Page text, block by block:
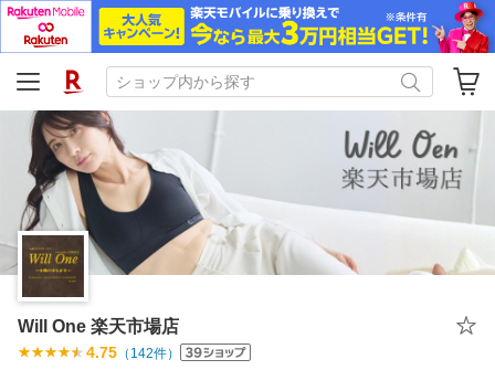
Will One 楽天市場店
4.75 （ 142件）